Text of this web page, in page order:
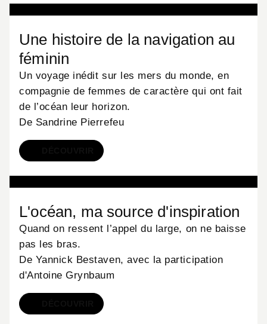
Une histoire de la navigation au
féminin
Un voyage inédit sur les mers du monde, en
compagnie de femmes de caractère qui ont fait
de l’océan leur horizon.
De Sandrine Pierrefeu
L'océan, ma source d'inspiration
Quand on ressent l’appel du large, on ne baisse
pas les bras.
De Yannick Bestaven, avec la participation
d'Antoine Grynbaum